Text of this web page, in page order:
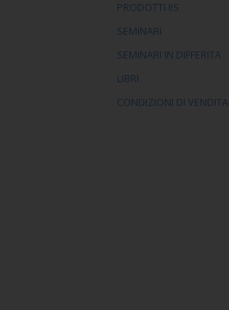
PRODOTTI IIS
SEMINARI
SEMINARI IN DIFFERITA
LIBRI
CONDIZIONI DI VENDITA